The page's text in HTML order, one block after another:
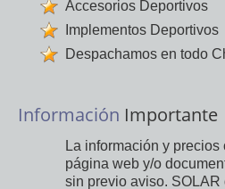
Accesorios Deportivos
Implementos Deportivos
Despachamos en todo
Información Importante
La información y
página web y/o
sin previo aviso.